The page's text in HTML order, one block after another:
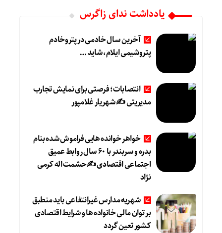
یادداشت ندای زاگرس
آخرین سال خادمی در پتروخادم
پتروشیمی ایلام، شاید …
انتصابات؛ فرصتی برای نمایش تجارب
مدیریتی ✍ شهریار غلامپور
خواهر خوانده هایی فراموش شده بنام
بدره و سربندر با ۶۰ سال روابط عمیق
اجتماعی اقتصادی ✍حشمت اله کرمی
نژاد
شهریه مدارس غیرانتفاعی باید منطبق
بر توان مالی خانواده ها و شرایط اقتصادی
کشور تعین گردد